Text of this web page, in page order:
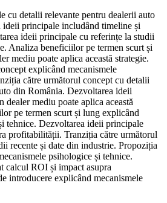
cu detalii relevante pentru dealerii auto
principale includând timeline și
ideii principale cu referințe la studii
Analiza beneficiilor pe termen scurt și
mediu poate aplica această strategie.
explicând mecanismele
către următorul concept cu detalii
din România. Dezvoltarea ideii
mediu poate aplica această
pe termen scurt și lung explicând
tehnice. Dezvoltarea ideii principale
profitabilității. Tranziția către următorul
recente și date din industrie. Propoziția
psihologice și tehnice.
calcul ROI și impact asupra
introducere explicând mecanismele